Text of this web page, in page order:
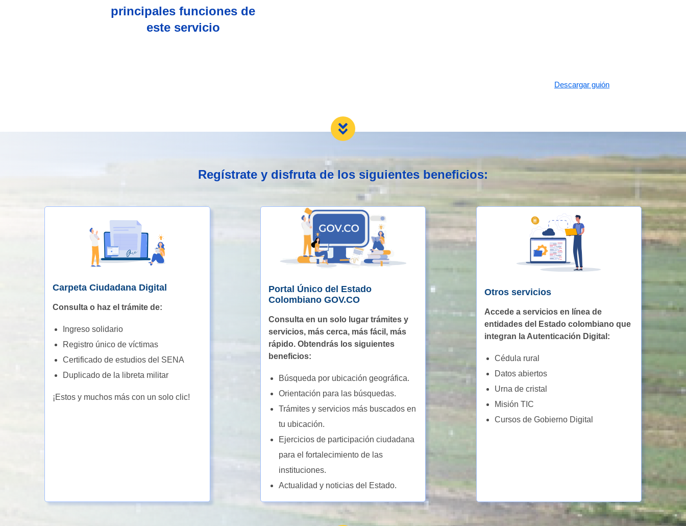
principales funciones de
este servicio
Descargar guión
Regístrate y disfruta de los siguientes beneficios:
Carpeta Ciudadana Digital
Consulta o haz el trámite de:
Ingreso solidario
Registro único de víctimas
Certificado de estudios del SENA
Duplicado de la libreta militar
¡Estos y muchos más con un solo clic!
Portal Único del Estado
Colombiano GOV.CO
Consulta en un solo lugar trámites y
servicios, más cerca, más fácil, más
rápido. Obtendrás los siguientes
beneficios:
Búsqueda por ubicación geográfica.
Orientación para las búsquedas.
Trámites y servicios más buscados en
tu ubicación.
Ejercicios de participación ciudadana
para el fortalecimiento de las
instituciones.
Actualidad y noticias del Estado.
Otros servicios
Accede a servicios en línea de
entidades del Estado colombiano que
integran la Autenticación Digital:
Cédula rural
Datos abiertos
Urna de cristal
Misión TIC
Cursos de Gobierno Digital